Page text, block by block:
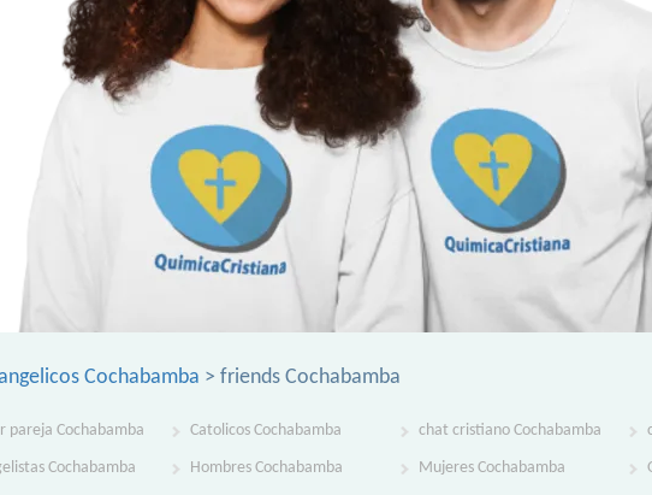
Cochabamba > friends Cochabamba
pareja Cochabamba Catolicos Cochabamba chat cristiano Cochabamba
Cochabamba Hombres Cochabamba Mujeres Cochabamba